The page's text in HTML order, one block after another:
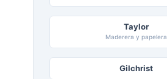
Taylor
Maderera y papelera
Gilchrist